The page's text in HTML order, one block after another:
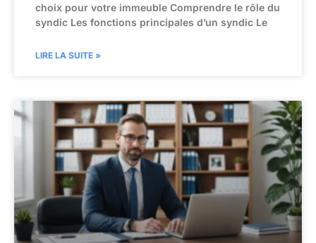
choix pour votre immeuble Comprendre le rôle du
syndic Les fonctions principales d’un syndic Le
LIRE LA SUITE »